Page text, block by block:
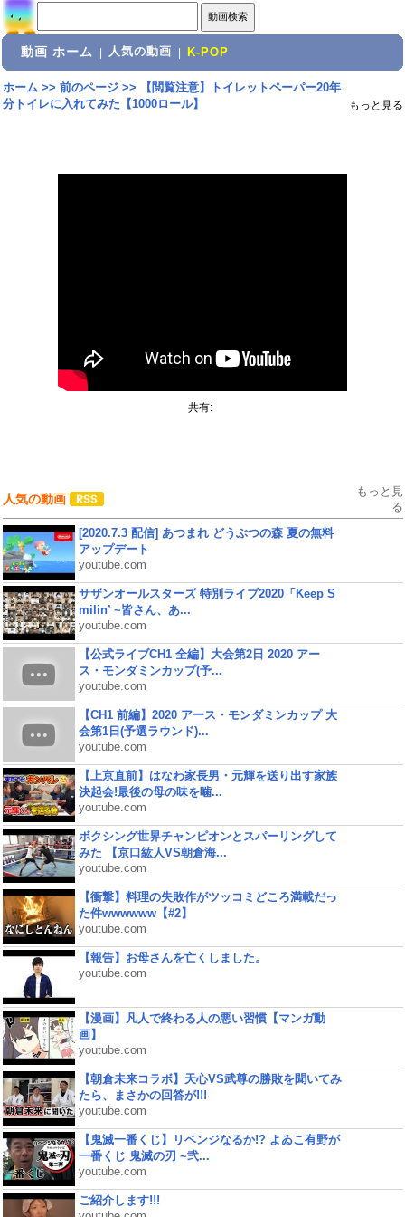
動画 ホーム 人気の動画 K-POP
ホーム>> 前のページ>>
【閲覧注意】トイレットペーパー20年
分トイレに入れてみた【1000ロール】
もっと見る
共有:
人気の動画
もっと見
る
[2020.7.3 配信] あつまれ どうぶつの森 夏の無料
アップデート
youtube.com
サザンオールスターズ 特別ライブ2020「Keep S
milin’ ~皆さん、あ...
youtube.com
【公式ライブCH1 全編】大会第2日 2020 アー
ス・モンダミンカップ(予...
youtube.com
【CH1 前編】2020 アース・モンダミンカップ 大
会第1日(予選ラウンド)...
youtube.com
【上京直前】はなわ家長男・元輝を送り出す家族
決起会!最後の母の味を噛...
youtube.com
ボクシング世界チャンピオンとスパーリングして
みた 【京口紘人VS朝倉海...
youtube.com
【衝撃】料理の失敗作がツッコミどころ満載だっ
た件wwwwww【#2】
youtube.com
【報告】お母さんを亡くしました。
youtube.com
【漫画】凡人で終わる人の悪い習慣【マンガ動
画】
youtube.com
【朝倉未来コラボ】天心VS武尊の勝敗を聞いてみ
たら、まさかの回答が!!!
youtube.com
【鬼滅一番くじ】リベンジなるか!? よゐこ有野が
一番くじ 鬼滅の刃 ~弐...
youtube.com
ご紹介します!!!